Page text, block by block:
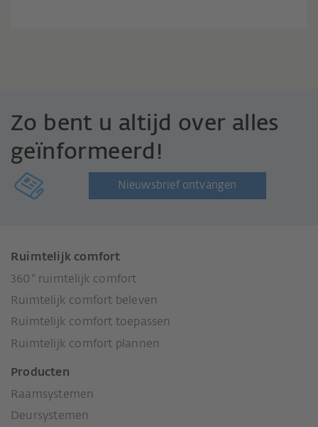
Zo bent u altijd over alles
geïnformeerd!
Nieuwsbrief ontvangen
Ruimtelijk comfort
360° ruimtelijk comfort
Ruimtelijk comfort beleven
Ruimtelijk comfort toepassen
Ruimtelijk comfort plannen
Producten
Raamsystemen
Deursystemen